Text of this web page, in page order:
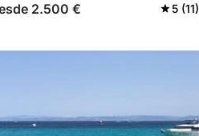
2.500 € 5 (11)